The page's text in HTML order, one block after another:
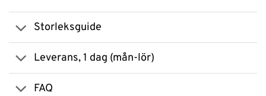
Storleksguide
Leverans, 1 dag (mån-lör)
FAQ